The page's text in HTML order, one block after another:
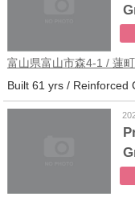
富山県富山市森4-1 / 蓮